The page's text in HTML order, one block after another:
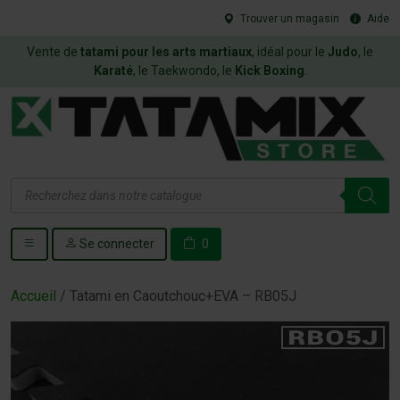
Trouver un magasin Aide
Vente de tatami pour les arts martiaux, idéal pour le Judo, le
Karaté, le Taekwondo, le Kick Boxing
de
Se connecter 0
Accueil / Tatami en Caoutchouc+EVA – RB05J